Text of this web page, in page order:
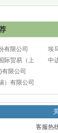
有限公司
际贸易（上
限公司
）有限公司
埃
太
中
客服